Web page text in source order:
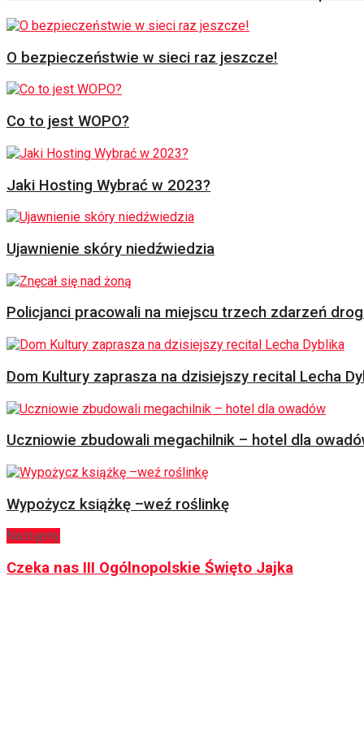
O bezpieczeństwie w sieci raz jeszcze!
Co to jest WOPO?
Jaki Hosting Wybrać w 2023?
Ujawnienie skóry niedźwiedzia
Policjanci pracowali na miejscu trzech zdarzeń
Dom Kultury zaprasza na dzisiejszy recital Lecha
Uczniowie zbudowali megachilnik – hotel dla
Wypożycz książkę –weź roślinkę
Następny
Czeka nas III Ogólnopolskie Święto Jajka